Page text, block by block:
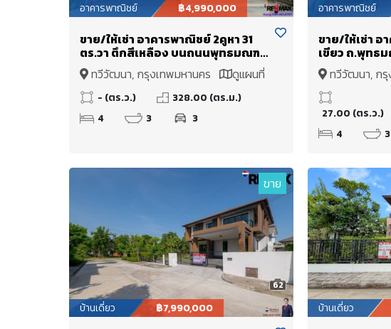
อาคารพาณิชย์ ฿4,990,000
ขาย/ให้เช่า อาคารพาณิชย์ 2คูหา 31
ตร.วา ตึกสีเหลือง บนถนนพุทธมณฑล
สาย3 หน้ากว้าง 8 เมตร จากถนนใหญ่
เพียง 50 เมตร ใกล้ถนนอักษะ พุทธ
มณฑล ศาลายา รีโนเวทแล้ว พร้อมใช้
งาน ราคาขาย 4.99 ล้านบาท ได้ถึง 2
คูหา
ทวีวัฒนา, กรุงเทพมหานคร ดูแผนที่
- (ตร.ว.)
328.00 (ตร.ม.)
4
3 3
อาคารพาณิชย์
ขาย/ให้เช่า
เขียว ถ.พุทธ
เมตร จากถนน
เวทพร้อมใช้ง
แหล่งขนส่ง ถ
ราคาขาย 4.99
ทวีวัฒนา, ก
27.00 (ตร.ว.)
4
3
62
ขาย
บ้านเดี่ยว ฿7,990,000 บ้านเดี่ยว